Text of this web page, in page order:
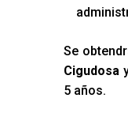
Se
Cigudosa
5 años.